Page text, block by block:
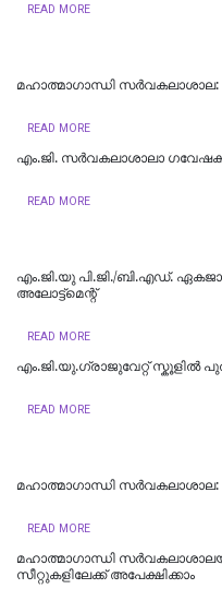
READ MORE
മഹാത്മാഗാന്ധി സർവകലാശാല:
READ MORE
എം.ജി. സര്‍വകലാശാലാ
READ MORE
എം.ജി.യു പി.ജി./ബി.എഡ്.
അലോട്ട്മെന്റ്
READ MORE
എം.ജി.യു.ഗ്രാജുവേറ്റ് സ്കൂളില്‍
READ MORE
മഹാത്മാഗാന്ധി സർവകലാശാല:
READ MORE
മഹാത്മാഗാന്ധി
സീറ്റുകളിലേക്ക് അപേക്ഷിക്കാം